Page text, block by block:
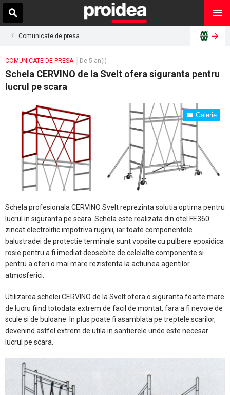
Comunicate de presa
COMUNICATE DE PRESA De 5 an(i)
Schela CERVINO de la Svelt ofera siguranta pentru
lucrul pe scara
Galerie
Schela profesionala CERVINO Svelt reprezinta solutia optima pentru
lucrul in siguranta pe scara. Schela este realizata din otel FE360
zincat electrolitic impotriva ruginii, iar toate componentele
balustradei de protectie terminale sunt vopsite cu pulbere epoxidica
rosie pentru a fi imediat deosebite de celelalte componente si
pentru a oferi o mai mare rezistenta la actiunea agentilor
atmosferici.
Utilizarea schelei CERVINO de la Svelt ofera o siguranta foarte mare
de lucru fiind totodata extrem de facil de montat, fara a fi nevoie de
scule si de buloane. In plus poate fi asamblata pe treptele scarilor,
devenind astfel extrem de utila in santierele unde este necesar
lucrul pe scara.